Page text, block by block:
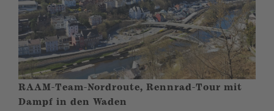
RAAM-Team-Nordroute, Rennrad-Tour mit
Dampf in den Waden